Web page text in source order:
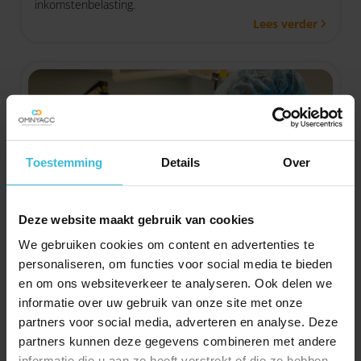
Toestemming Details Over
Deze website maakt gebruik van cookies
We gebruiken cookies om content en advertenties te
personaliseren, om functies voor social media te bieden
en om ons websiteverkeer te analyseren. Ook delen we
informatie over uw gebruik van onze site met onze
partners voor social media, adverteren en analyse. Deze
partners kunnen deze gegevens combineren met andere
inkomstenbelasting.
Lees verder
Subsidie COZO wordt
hervat
09-05-2022
Ben je al bekend met de subsidieregeling voor banen in
de zorg? De Coronabanen in de Zorg (COZO) regeling